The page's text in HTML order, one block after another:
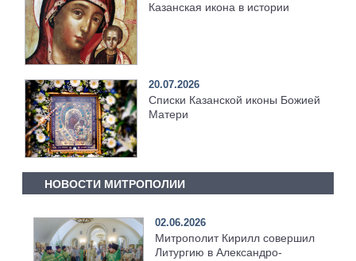
Казанская икона в истории
20.07.2026
Списки Казанской иконы Божией
Матери
НОВОСТИ МИТРОПОЛИИ
02.06.2026
Митрополит Кирилл совершил
Литургию в Александро-